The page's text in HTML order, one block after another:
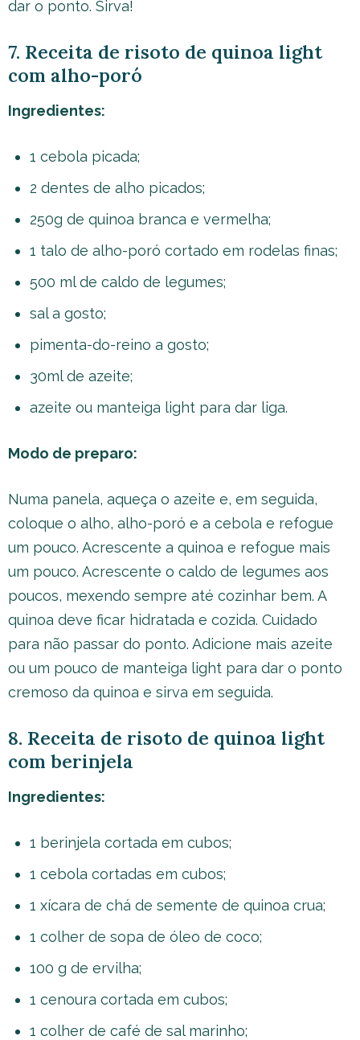
dar o ponto. Sirva!
7. Receita de risoto de quinoa light
com alho-poró
Ingredientes:
1 cebola picada;
2 dentes de alho picados;
250g de quinoa branca e vermelha;
1 talo de alho-poró cortado em rodelas finas;
500 ml de caldo de legumes;
sal a gosto;
pimenta-do-reino a gosto;
30ml de azeite;
azeite ou manteiga light para dar liga.
Modo de preparo:
Numa panela, aqueça o azeite e, em seguida,
coloque o alho, alho-poró e a cebola e refogue
um pouco. Acrescente a quinoa e refogue mais
um pouco. Acrescente o caldo de legumes aos
poucos, mexendo sempre até cozinhar bem. A
quinoa deve ficar hidratada e cozida. Cuidado
para não passar do ponto. Adicione mais azeite
ou um pouco de manteiga light para dar o ponto
cremoso da quinoa e sirva em seguida.
8. Receita de risoto de quinoa light
com berinjela
Ingredientes:
1 berinjela cortada em cubos;
1 cebola cortadas em cubos;
1 xícara de chá de semente de quinoa crua;
1 colher de sopa de óleo de coco;
100 g de ervilha;
1 cenoura cortada em cubos;
1 colher de café de sal marinho;